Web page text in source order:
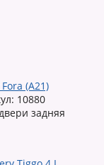
(A21)
10880
задняя